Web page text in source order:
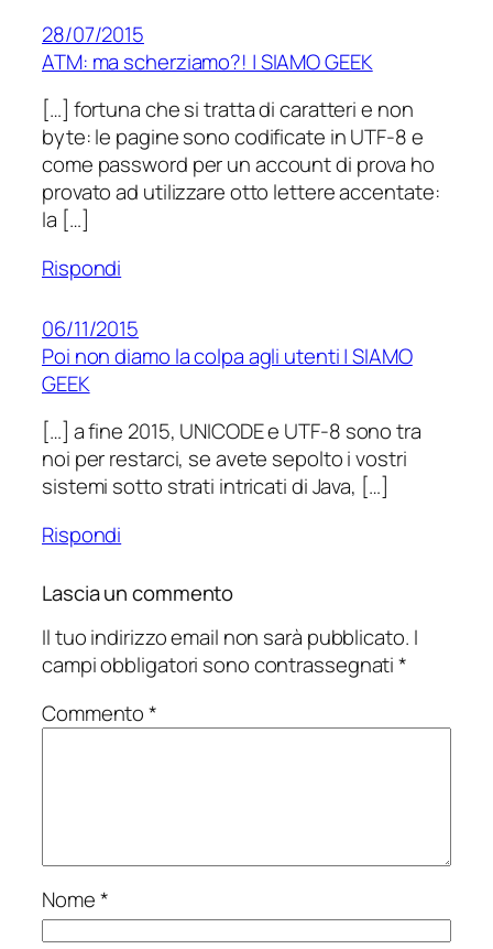
28/07/2015
ATM: ma scherziamo?! | SIAMO GEEK
[…] fortuna che si tratta di caratteri e non
byte: le pagine sono codificate in UTF-8 e
come password per un account di prova ho
provato ad utilizzare otto lettere accentate:
la […]
Rispondi
06/11/2015
Poi non diamo la colpa agli utenti | SIAMO
GEEK
[…] a fine 2015, UNICODE e UTF-8 sono tra
noi per restarci, se avete sepolto i vostri
sistemi sotto strati intricati di Java, […]
Rispondi
Lascia un commento
Il tuo indirizzo email non sarà pubblicato. I
campi obbligatori sono contrassegnati*
Commento*
Nome*